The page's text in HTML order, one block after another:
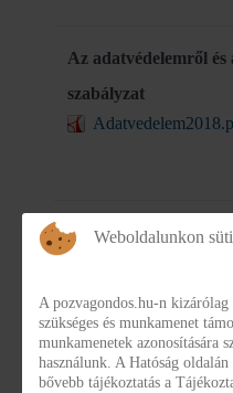
Az adatvédelemről
szabályzat
Adatvédelmi és
Jelzőrendszeres házi
Weboldalunkon
A pozvagondos.hu-n
szükséges és munkamenet
munkamenetek azonosítására
használunk. A Hatóság
bővebb tájékoztatás a